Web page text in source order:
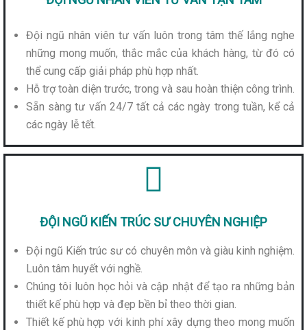
Đội ngũ nhân viên tư vấn luôn trong tâm thế lắng nghe
những mong muốn, thắc mắc của khách hàng, từ đó có
thể cung cấp giải pháp phù hợp nhất.
Hỗ trợ toàn diện trước, trong và sau hoàn thiện công trình.
Sẵn sàng tư vấn 24/7 tất cả các ngày trong tuần, kể cả
các ngày lễ tết.
ĐỘI NGŨ KIẾN TRÚC SƯ CHUYÊN NGHIỆP
Đội ngũ Kiến trúc sư có chuyên môn và giàu kinh nghiệm.
Luôn tâm huyết với nghề.
Chúng tôi luôn học hỏi và cập nhật để tạo ra những bản
thiết kế phù hợp và đẹp bền bỉ theo thời gian.
Thiết kế phù hợp với kinh phí xây dựng theo mong muốn